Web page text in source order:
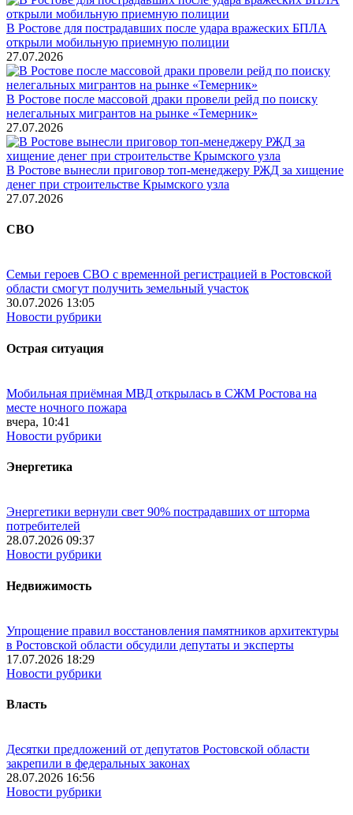
В Ростове для пострадавших после удара вражеских БПЛА
открыли мобильную приемную полиции
27.07.2026
В Ростове после массовой драки провели рейд по поиску
нелегальных мигрантов на рынке «Темерник»
27.07.2026
В Ростове вынесли приговор топ-менеджеру РЖД за хищение
денег при строительстве Крымского узла
27.07.2026
СВО
Семьи героев СВО с временной регистрацией в Ростовской
области смогут получить земельный участок
30.07.2026 13:05
Новости рубрики
Острая ситуация
Мобильная приёмная МВД открылась в СЖМ Ростова на
месте ночного пожара
вчера, 10:41
Новости рубрики
Энергетика
Энергетики вернули свет 90% пострадавших от шторма
потребителей
28.07.2026 09:37
Новости рубрики
Недвижимость
Упрощение правил восстановления памятников архитектуры
в Ростовской области обсудили депутаты и эксперты
17.07.2026 18:29
Новости рубрики
Власть
Десятки предложений от депутатов Ростовской области
закрепили в федеральных законах
28.07.2026 16:56
Новости рубрики